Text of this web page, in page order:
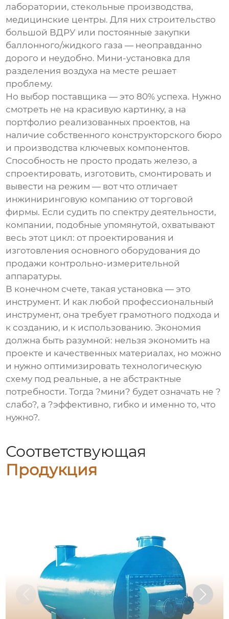
лаборатории, стекольные производства,
медицинские центры. Для них строительство
большой ВДРУ или постоянные закупки
баллонного/жидкого газа — неоправданно
дорого и неудобно. Мини-установка для
разделения воздуха на месте решает
проблему.
Но выбор поставщика — это 80% успеха. Нужно
смотреть не на красивую картинку, а на
портфолио реализованных проектов, на
наличие собственного конструкторского бюро
и производства ключевых компонентов.
Способность не просто продать железо, а
спроектировать, изготовить, смонтировать и
вывести на режим — вот что отличает
инжиниринговую компанию от торговой
фирмы. Если судить по спектру деятельности,
компании, подобные упомянутой, охватывают
весь этот цикл: от проектирования и
изготовления основного оборудования до
продажи контрольно-измерительной
аппаратуры.
В конечном счете, такая установка — это
инструмент. И как любой профессиональный
инструмент, она требует грамотного подхода и
к созданию, и к использованию. Экономия
должна быть разумной: нельзя экономить на
проекте и качественных материалах, но можно
и нужно оптимизировать технологическую
схему под реальные, а не абстрактные
потребности. Тогда ?мини? будет означать не ?
слабо?, а ?эффективно, гибко и именно то, что
нужно?.
Соответствующая
Продукция